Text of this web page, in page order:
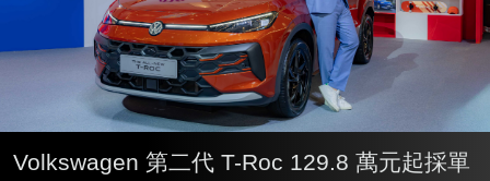
Volkswagen 第二代 T-Roc 129.8 萬元起採單